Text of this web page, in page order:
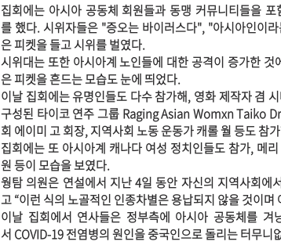
집회에는 아시아 공동체 회원들과 동맹 커뮤니티들을
를 했다. 시위자들은 "증오는 바이러스다", "아시아인이
은 피켓을 들고 시위를 벌였다.
시위대는 또한 아시아계 노인들에 대한 공격이 증가한
은 피켓을 흔드는 모습도 눈에 띄었다.
이날 집회에는 유명인들도 다수 참가해, 영화 제작자 겸
구성된 타이코 연주 그룹 Raging Asian Womxn Taiko
회 에이미 고 회장, 지역사회 노동 운동가 캐롤 월 등도 참
집회에는 또 아시아계 캐나다 여성 정치인들도 참가, 메
원 등이 모습을 보였다.
웡탐 의원은 연설에서 지난 4일 동안 자신의 지역사회
고 “이런 식의 노골적인 인종차별은 용납되지 않을 것이
이날 집회에서 연사들은 정부측에 아시아 공동체를
서 COVID-19 전염병의 원인을 중국인으로 돌리는 터무니